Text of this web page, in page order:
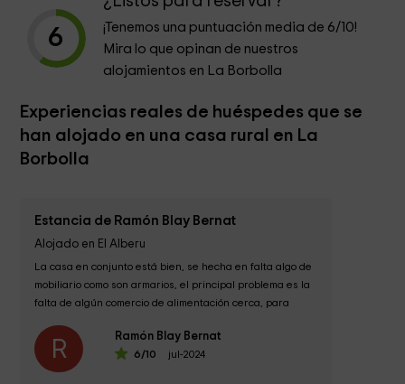
6 ¡Tenemos una puntuación media de 6/10!
Mira lo que opinan de nuestros
alojamientos en La Borbolla
Experiencias reales de huéspedes que se
han alojado en una casa rural en La
Borbolla
Estancia de Ramón Blay Bernat
Alojado en El Alberu
La casa en conjunto está bien, se hecha en falta algo de
mobiliario como son armarios, el principal problema es la
falta de algún comercio de alimentación cerca, para
R Ramón Blay Bernat
6/10 jul-2024